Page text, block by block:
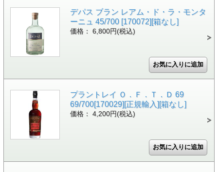
デパス ブラン レアム・ド・ラ・モンタ
ーニュ 45/700 [170072][箱なし]
価格： 6,800円(税込)
プラントレイ Ｏ．Ｆ．Ｔ．Ｄ 69
69/700[170029][正規輸入][箱なし]
価格： 4,200円(税込)